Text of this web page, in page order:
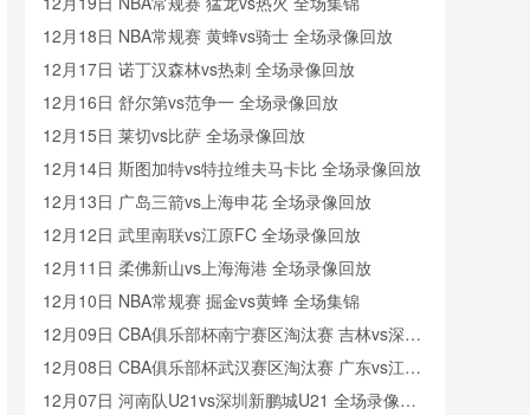
12月18日 NBA常规赛 黄蜂vs骑士 全场录像回放
12月17日 诺丁汉森林vs热刺 全场录像回放
12月16日 舒尔第vs范争一 全场录像回放
12月15日 莱切vs比萨 全场录像回放
12月14日 斯图加特vs特拉维夫马卡比 全场录像回放
12月13日 广岛三箭vs上海申花 全场录像回放
12月12日 武里南联vs江原FC 全场录像回放
12月11日 柔佛新山vs上海海港 全场录像回放
12月10日 NBA常规赛 掘金vs黄蜂 全场集锦
12月09日 CBA俱乐部杯南宁赛区淘汰赛 吉林vs深圳
全场录像回放
12月08日 CBA俱乐部杯武汉赛区淘汰赛 广东vs江苏
全场录像回放
12月07日 河南队U21vs深圳新鹏城U21 全场录像回